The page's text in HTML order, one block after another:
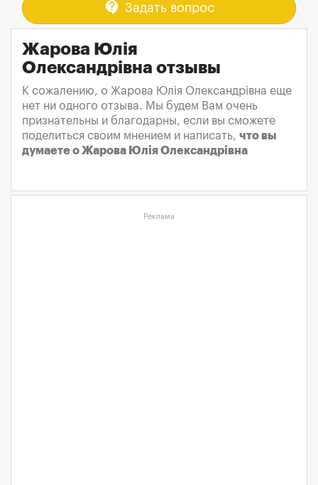
contact_support Задать вопрос
Жарова Юлія
Олександрівна отзывы
К сожалению, о Жарова Юлія Олександрівна еще
нет ни одного отзыва. Мы будем Вам очень
признательны и благодарны, если вы сможете
поделиться своим мнением и написать, что вы
думаете о Жарова Юлія Олександрівна
Реклама